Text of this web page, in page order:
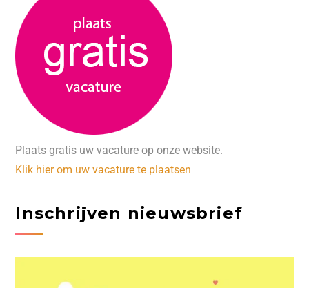
Plaats gratis uw vacature op onze website.
Klik hier om uw vacature te plaatsen
Inschrijven nieuwsbrief